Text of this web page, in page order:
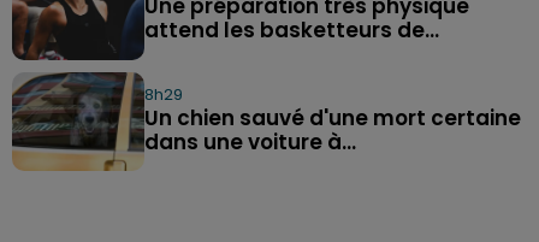
Une préparation très physique
attend les basketteurs de...
8h29
Un chien sauvé d'une mort certaine
dans une voiture à...